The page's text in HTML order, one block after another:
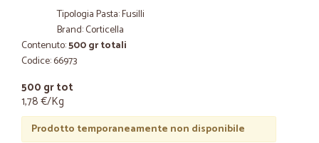
Tipologia Pasta: Fusilli
Brand: Corticella
Contenuto:500 gr totali
Codice: 66973
500 gr tot
1,78 €/Kg
Prodotto temporaneamente non disponibile